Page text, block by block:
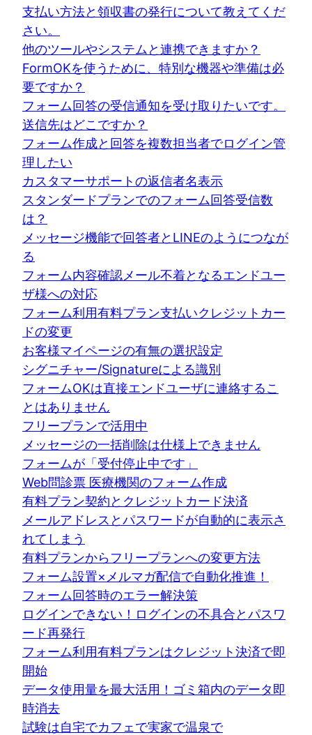
支払い方法と領収書の発行について教えてくだ
さい。
他のツールやシステムと連携できますか？
FormOKを使うために、特別な機器や準備は必
要ですか？
フォーム回答の受信通知を受け取りたいです。
送信先はどこですか？
フォーム作成と回答を複数担当者でログイン管
理したい
カスタマーサポートの返信者名表示
スタンダードプランでのフォーム回答受信数
は？
メッセージ機能で回答者とLINEのようにつなが
る
フォーム内容確認メール不着となるエンドユー
ザ様への対応
フォーム利用有料プラン支払いクレジットカー
ドの変更
お客様マイページの有無の選択設定
シグニチャー/Signatureによる識別
フォームOKは直接エンドユーザに連絡するこ
とはありません
フリープランで活用中
メッセージの一括削除は仕様上できません
フォームが「受付停止中です」
Web問診票 医療機関のフォーム作成
有料プラン契約とクレジットカード決済
メールアドレスとパスワードが自動的に表示さ
れてしまう
有料プランからフリープランへの変更方法
フォーム設置×メルマガ配信で自動化推進！
フォーム回答時のエラー解決策
ログインできない！ログインの不具合とパスワ
ード再発行
フォーム利用有料プランはクレジット決済で即
開始
データ使用量を最大活用！ゴミ箱内のデータ即
時消去
試験は自宅でカフェで実家で温泉で